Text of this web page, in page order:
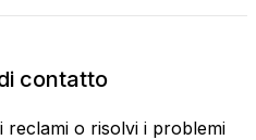
contatto
reclami o risolvi i problemi